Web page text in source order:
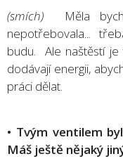
(smích)
Měla
nepotřebovala...
budu. Ale naštěstí
dodávají energii,
práci dělat.
• Tvým ventilem
Máš ještě nějaký